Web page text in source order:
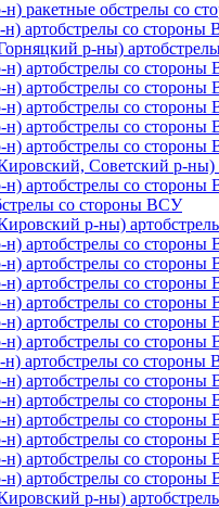
н) ракетные обстрелы со
н) артобстрелы со стороны
р-ны)
н) артобстрелы со
н) артобстрелы со
н) артобстрелы со
н) артобстрелы со
н) артобстрелы со
Советский р-
н) артобстрелы со
со стороны ВСУ
р-ны)
н) артобстрелы со
н) артобстрелы со
н) артобстрелы со
н) артобстрелы со
н) артобстрелы со
н) артобстрелы со
н) артобстрелы со стороны
н) артобстрелы со
н) артобстрелы со
н) артобстрелы со
н) артобстрелы со
н) артобстрелы со
н) артобстрелы со
р-ны)